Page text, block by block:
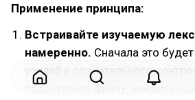
Применение принципа:
Встраивайте изучаемую
намеренно. Сначала это
усилий и сознательного
подготовьте фразу, найдите